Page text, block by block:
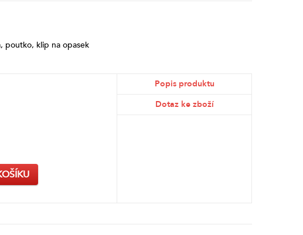
poutko, klip na opasek
Popis produktu
Dotaz ke zboží